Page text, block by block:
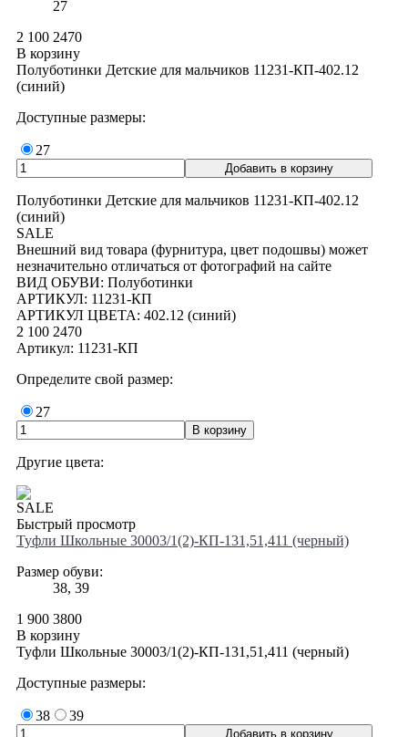
27
2 100 2470
В корзину
Полуботинки Детские для мальчиков 11231-КП-402.12
(синий)
Доступные размеры:
27
Полуботинки Детские для мальчиков 11231-КП-402.12
(синий)
SALE
Внешний вид товара (фурнитура, цвет подошвы) может
незначительно отличаться от фотографий на сайте
ВИД ОБУВИ: Полуботинки
АРТИКУЛ: 11231-КП
АРТИКУЛ ЦВЕТА: 402.12 (синий)
2 100 2470
Артикул: 11231-КП
Определите свой размер:
27
Другие цвета:
SALE
Быстрый просмотр
Туфли Школьные 30003/1(2)-КП-131,51,411 (черный)
Размер обуви:
38, 39
1 900 3800
В корзину
Туфли Школьные 30003/1(2)-КП-131,51,411 (черный)
Доступные размеры:
38 39